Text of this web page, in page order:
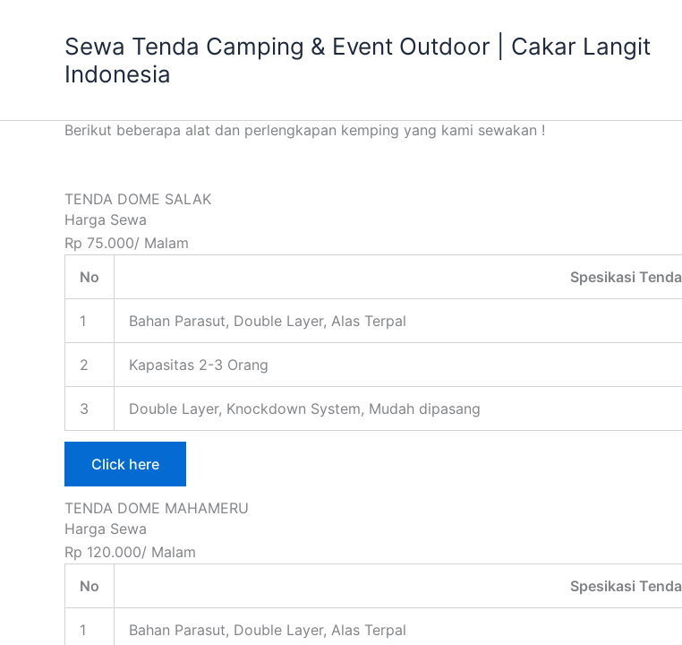
Sewa Tenda Camping & Event Outdoor | Cakar Langit
Indonesia
KATALOG HARGA SEWA PERLENGKAPAN CAMPING
Berikut beberapa alat dan perlengkapan kemping yang kami sewakan !
TENDA DOME SALAK
Harga Sewa
Rp 75.000/ Malam
No
Spesikasi Tenda
1 Bahan Parasut, Double Layer, Alas Terpal
2 Kapasitas 2-3 Orang
3 Double Layer, Knockdown System, Mudah dipasang
Click here
TENDA DOME MAHAMERU
Harga Sewa
Rp 120.000/ Malam
No
Spesikasi Tenda
1 Bahan Parasut, Double Layer, Alas Terpal